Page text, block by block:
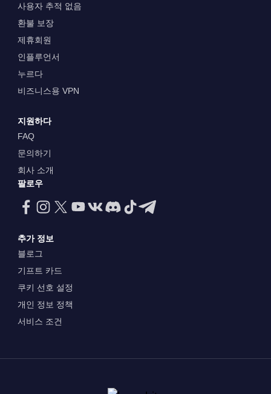
사용자 추적 없음
환불 보장
제휴회원
인플루언서
누르다
비즈니스용 VPN
지원하다
FAQ
문의하기
회사 소개
팔로우
추가 정보
블로그
기프트 카드
쿠키 선호 설정
개인 정보 정책
서비스 조건